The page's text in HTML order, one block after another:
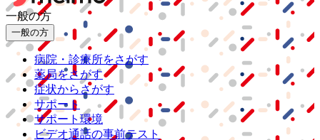
一般の方
一般の方
病院・診療所をさがす
薬局をさがす
症状からさがす
サポート
サポート環境
ビデオ通話の事前テスト